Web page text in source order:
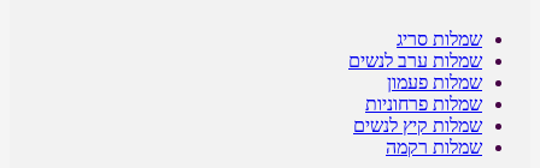
שמלות סריג
שמלות ערב לנשים
שמלות פעמון
שמלות פרחוניות
שמלות קיץ לנשים
שמלות רקמה